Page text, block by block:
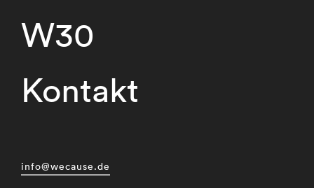
W30
Kontakt
info@wecause.de